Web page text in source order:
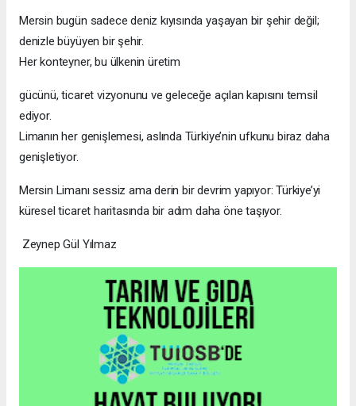
Mersin bugün sadece deniz kıyısında yaşayan bir şehir değil;
denizle büyüyen bir şehir.
Her konteyner, bu ülkenin üretim
gücünü, ticaret vizyonunu ve geleceğe açılan kapısını temsil
ediyor.
Limanın her genişlemesi, aslında Türkiye’nin ufkunu biraz daha
genişletiyor.
Mersin Limanı sessiz ama derin bir devrim yapıyor: Türkiye’yi
küresel ticaret haritasında bir adım daha öne taşıyor.
Zeynep Gül Yılmaz